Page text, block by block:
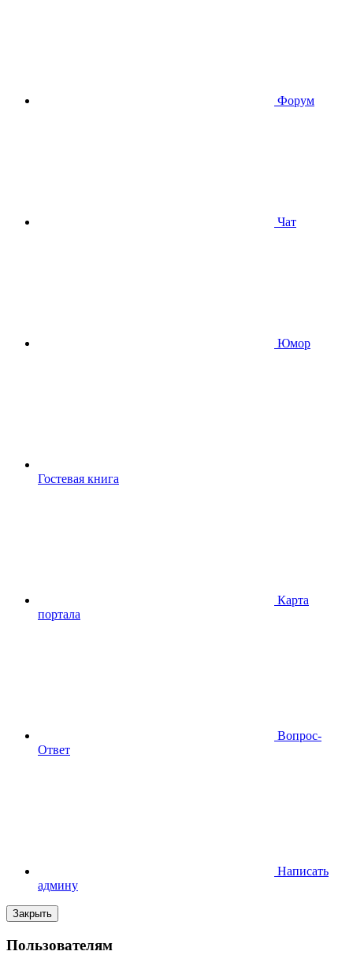
Форум
Чат
Юмор
Гостевая книга
Карта
портала
Вопрос-
Ответ
Написать
админу
Закрыть
Пользователям